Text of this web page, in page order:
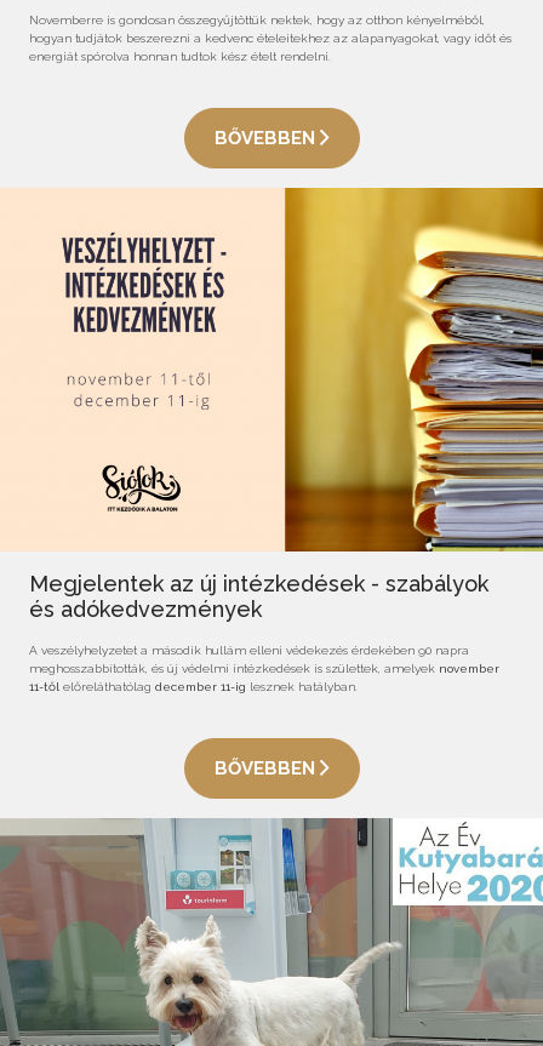
Novemberre is gondosan összegyűjtöttük nektek, hogy az otthon kényelméből,
hogyan tudjátok beszerezni a kedvenc ételeitekhez az alapanyagokat, vagy időt és
energiát spórolva honnan tudtok kész ételt rendelni.
BŐVEBBEN
Megjelentek az új intézkedések - szabályok
és adókedvezmények
A veszélyhelyzetet a második hullám elleni védekezés érdekében 90 napra
meghosszabbították, és új védelmi intézkedések is születtek, amelyek november
11-től előreláthatólag december 11-ig lesznek hatályban.
BŐVEBBEN